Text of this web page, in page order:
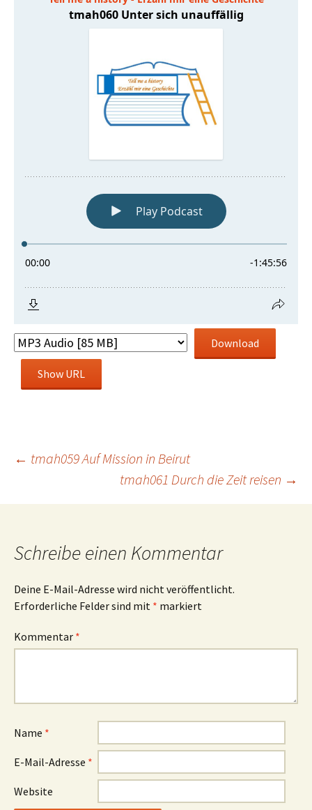
Download
Show URL
Beitragsnavigation
← tmah059 Auf Mission in Beirut
tmah061 Durch die Zeit reisen →
Schreibe einen Kommentar
Deine E-Mail-Adresse wird nicht veröffentlicht.
Erforderliche Felder sind mit * markiert
Kommentar *
Name *
E-Mail-Adresse *
Website